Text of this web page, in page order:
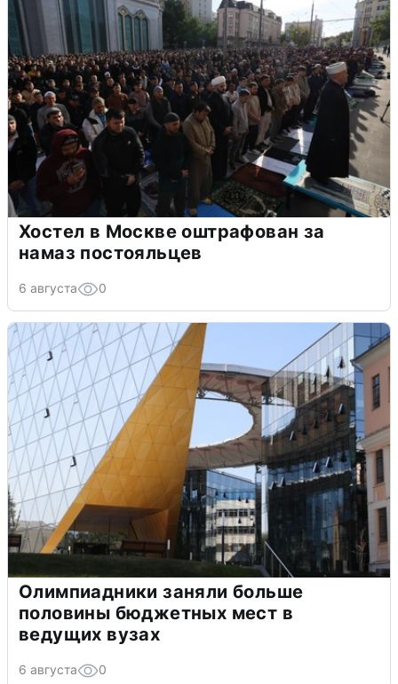
Хостел в Москве оштрафован за
намаз постояльцев
6 августа 0
Олимпиадники заняли больше
половины бюджетных мест в
ведущих вузах
6 августа 0